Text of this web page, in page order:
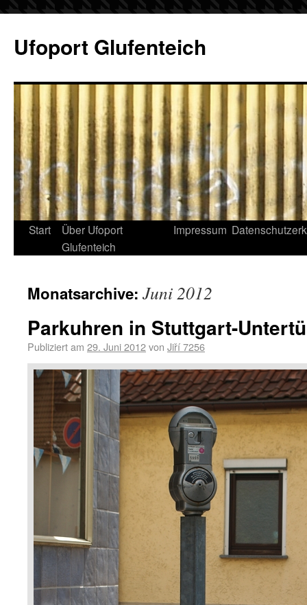
Ufoport Glufenteich
Start
Über Ufoport
Glufenteich
Impressum
Monatsarchive: Juni 2012
Parkuhren in Stuttgart-
Publiziert am 29. Juni 2012von Jiří 7256